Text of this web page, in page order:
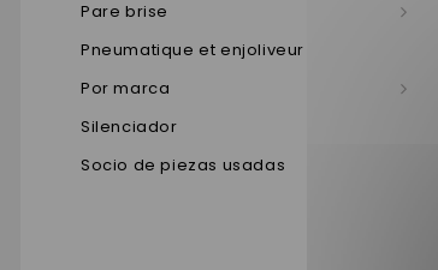
Pare brise
Pneumatique et enjoliveur
Por marca
Silenciador
Socio de piezas usadas